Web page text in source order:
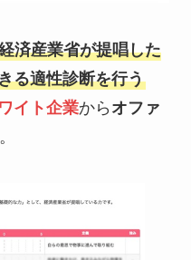
済産業省が提唱した
る適性診断を行う
イト企業から オファ